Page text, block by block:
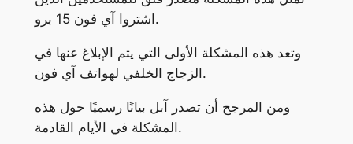
اشتروا آي فون 15 برو.
وتعد هذه المشكلة الأولى التي يتم الإبلاغ عنها في
الزجاج الخلفي لهواتف آي فون.
ومن المرجح أن تصدر آبل بيانًا رسميًا حول هذه
المشكلة في الأيام القادمة.